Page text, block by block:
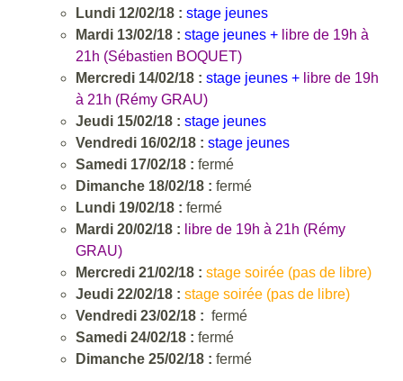
Lundi 12/02/18 : stage jeunes
Mardi 13/02/18 : stage jeunes + libre de 19h à
21h (Sébastien BOQUET)
Mercredi 14/02/18 : stage jeunes + libre de 19h
à 21h (Rémy GRAU)
Jeudi 15/02/18 : stage jeunes
Vendredi 16/02/18 : stage jeunes
Samedi 17/02/18 : fermé
Dimanche 18/02/18 : fermé
Lundi 19/02/18 : fermé
Mardi 20/02/18 : libre de 19h à 21h (Rémy
GRAU)
Mercredi 21/02/18 : stage soirée (pas de libre)
Jeudi 22/02/18 : stage soirée (pas de libre)
Vendredi 23/02/18 : fermé
Samedi 24/02/18 : fermé
Dimanche 25/02/18 : fermé